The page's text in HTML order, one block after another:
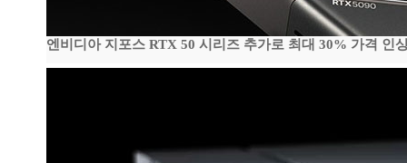
엔비디아 지포스 RTX 50 시리즈 추가로 최대 30% 가격 인